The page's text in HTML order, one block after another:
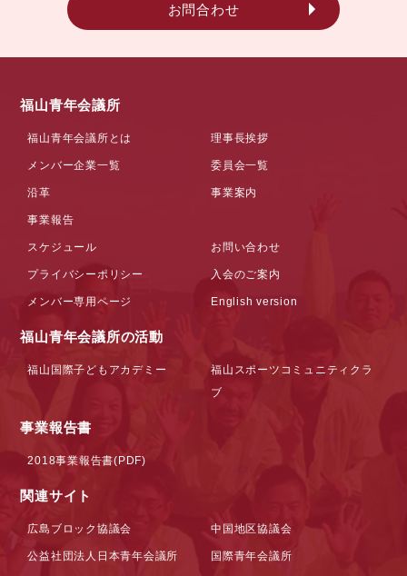
お問合わせ
福山青年会議所
福山青年会議所とは 理事長挨拶
メンバー企業一覧 委員会一覧
沿革 事業案内
事業報告
スケジュール お問い合わせ
プライバシーポリシー 入会のご案内
メンバー専用ページ English version
福山青年会議所の活動
福山国際子どもアカデミー
福山スポーツコミュニティクラ
ブ
事業報告書
2018事業報告書(PDF)
関連サイト
広島ブロック協議会 中国地区協議会
公益社団法人日本青年会議所 国際青年会議所